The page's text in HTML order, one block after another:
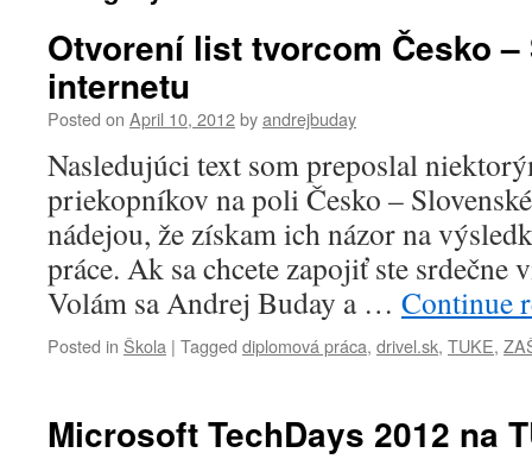
Otvorení list tvorcom Česko
internetu
Posted on April 10, 2012byandrejbuday
Nasledujúci text som preposlal
priekopníkov na poli Česko –
nádejou, že získam ich názor na
práce. Ak sa chcete zapojiť ste srdečne
Volám sa Andrej Buday a … Continue
Posted in Škola | Tagged diplomová práca, drivel.sk, TUKE,
Microsoft TechDays 2012 na